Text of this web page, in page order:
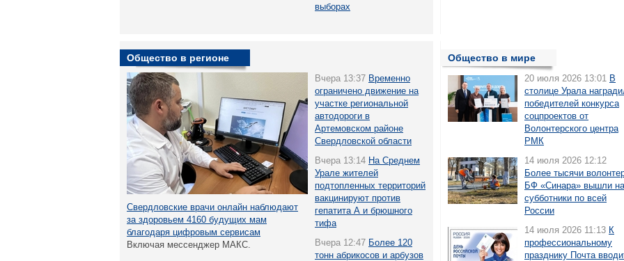
выборах
Общество в регионе
Свердловские врачи онлайн наблюдают
за здоровьем 4160 будущих мам
благодаря цифровым сервисам
Включая мессенджер МАКС.
Вчера 13:37 Временно
ограничено движение на
участке региональной
автодороги в
Артемовском районе
Свердловской области
Вчера 13:14 На Среднем
Урале жителей
подтопленных территорий
вакцинируют против
гепатита А и брюшного
тифа
Вчера 12:47 Более 120
тонн абрикосов и арбузов
Общество в мире
20 июля 2026 13:01 В
столице Урала
победителей конкурса
соцпроектов от
Волонтерского центра
РМК
14 июля 2026 12:12
Более тысячи
БФ «Синара» вышли на
субботники по всей
России
14 июля 2026 11:13 К
профессиональному
празднику Почта